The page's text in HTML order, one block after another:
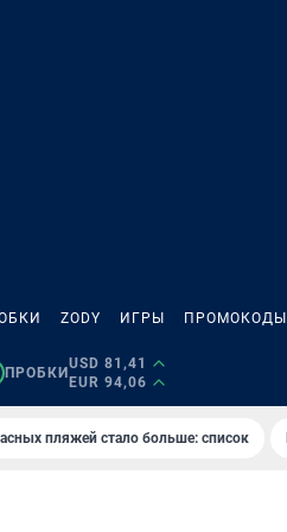
ZODY ИГРЫ ПРОМОКОДЫ
ПРОБКИ
USD 81,41
EUR 94,06
пляжей стало больше: список